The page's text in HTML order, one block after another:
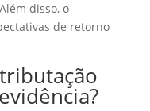
disso, o
de retorno